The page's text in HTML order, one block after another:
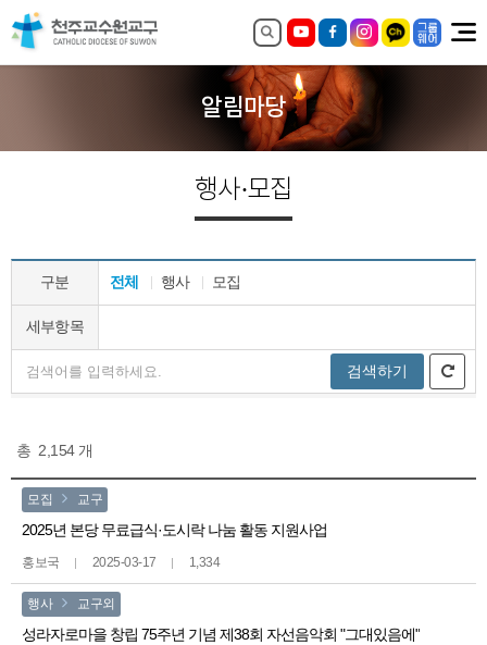
알림마당
행사·모집
구분 전체 행사 모집
세부항목
검색하기
총 2,154 개
모집 교구
2025년 본당 무료급식·도시락 나눔 활동 지원사업
홍보국 2025-03-17 1,334
행사 교구외
성라자로마을 창립 75주년 기념 제38회 자선음악회 "그대있음에"